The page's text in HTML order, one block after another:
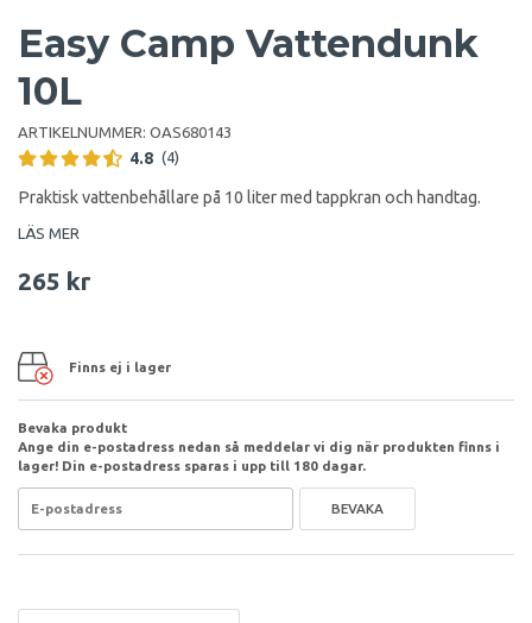
Easy Camp Vattendunk
10L
ARTIKELNUMMER: OAS680143
4.8 (4)
Praktisk vattenbehållare på 10 liter med tappkran och handtag.
LÄS MER
265 kr
Finns ej i lager
Bevaka produkt
Ange din e-postadress nedan så meddelar vi dig när produkten finns i
lager! Din e-postadress sparas i upp till 180 dagar.
BEVAKA